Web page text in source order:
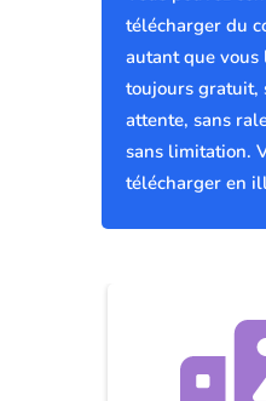
télécharger du
autant que vous
toujours gratuit,
attente, sans
sans limitation.
télécharger en